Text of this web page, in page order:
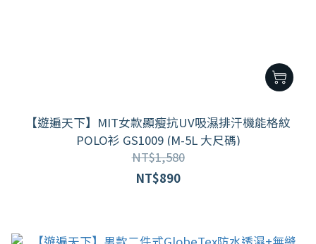
【遊遍天下】MIT女款顯瘦抗UV吸濕排汗機能格紋
POLO衫 GS1009 (M-5L 大尺碼)
NT$1,580
NT$890